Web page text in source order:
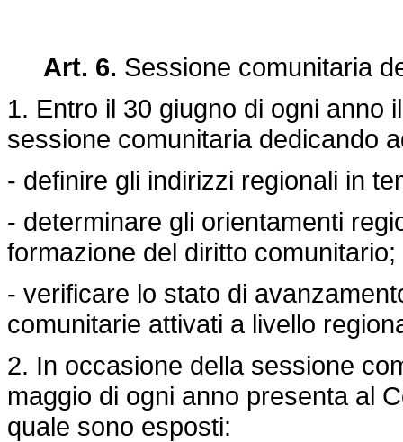
Art. 6. Sessione comunitaria
1. Entro il 30 giugno di ogni anno
sessione comunitaria dedicando
- definire gli indirizzi regionali in
- determinare gli orientamenti
formazione del diritto comunitario;
- verificare lo stato di
comunitarie attivati a livello
2. In occasione della sessione
maggio di ogni anno presenta al
quale sono esposti: